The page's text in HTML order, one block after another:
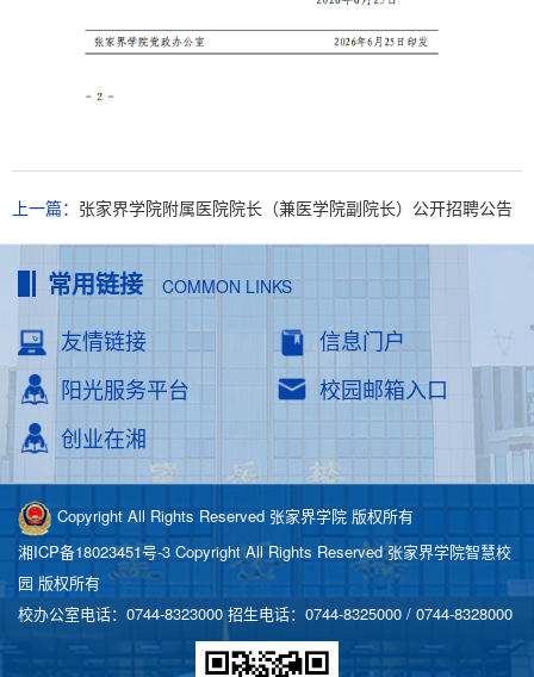
上一篇： 张家界学院附属医院院长（兼医学院副院长）公开招聘公告
常用链接 COMMON LINKS
友情链接
信息门户
阳光服务平台
校园邮箱入口
创业在湘
Copyright All Rights Reserved 张家界学院 版权所有
湘ICP备18023451号-3 Copyright All Rights Reserved 张家界学院智慧校
园 版权所有
校办公室电话：0744-8323000 招生电话：0744-8325000 / 0744-8328000